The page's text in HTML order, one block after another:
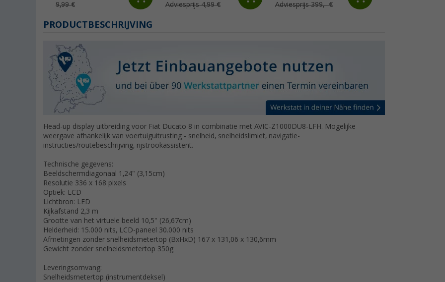
9,99 € Adviesprijs 4,99 € Adviesprijs 399,- €
PRODUCTBESCHRIJVING
Head-up display uitbreiding voor Fiat Ducato 8 in combinatie met AVIC-Z1000DU8-LFH. Mogelijke
weergave afhankelijk van voertuiguitrusting - snelheid, snelheidslimiet, navigatie-
instructies/routebeschrijving, rijstrookassistent.
Technische gegevens:
Beeldschermdiagonaal 1,24" (3,15cm)
Resolutie 336 x 168 pixels
Optiek: LCD
Lichtbron: LED
Kijkafstand 2,3 m
Grootte van het virtuele beeld 10,5" (26,67cm)
Helderheid: 15.000 nits, LCD-paneel 30.000 nits
Afmetingen zonder snelheidsmetertop (BxHxD) 167 x 131,06 x 130,6mm
Gewicht zonder snelheidsmetertop 350g
Leveringsomvang:
Snelheidsmetertop (instrumentdeksel)